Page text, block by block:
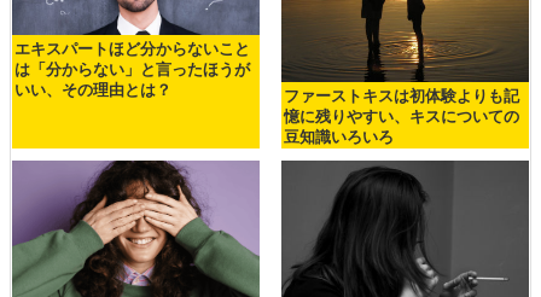
エキスパートほど分からないこと
は「分からない」と言ったほうが
いい、その理由とは？
ファーストキスは初体験よりも記
憶に残りやすい、キスについての
豆知識いろいろ